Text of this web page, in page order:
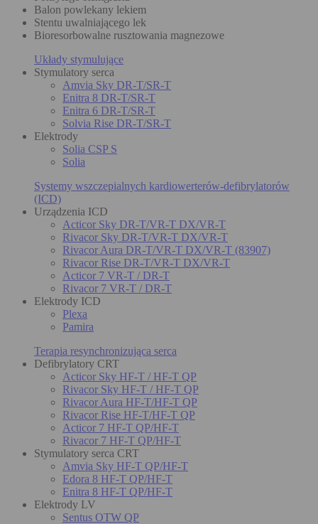
Balon powlekany lekiem
Stentu uwalniającego lek
Bioresorbowalne rusztowania magnezowe
Układy stymulujące
Stymulatory serca
Amvia Sky DR-T/SR-T
Enitra 8 DR-T/SR-T
Enitra 6 DR-T/SR-T
Solvia Rise DR-T/SR-T
Elektrody
Solia CSP S
Solia
Systemy wszczepialnych kardiowerterów-defibrylatorów
(ICD)
Urządzenia ICD
Acticor Sky DR-T/VR-T DX/VR-T
Rivacor Sky DR-T/VR-T DX/VR-T
Rivacor Aura DR-T/VR-T DX/VR-T (83907)
Rivacor Rise DR-T/VR-T DX/VR-T
Acticor 7 VR-T / DR-T
Rivacor 7 VR-T / DR-T
Elektrody ICD
Plexa
Pamira
Terapia resynchronizująca serca
Defibrylatory CRT
Acticor Sky HF-T / HF-T QP
Rivacor Sky HF-T / HF-T QP
Rivacor Aura HF-T/HF-T QP
Rivacor Rise HF-T/HF-T QP
Acticor 7 HF-T QP/HF-T
Rivacor 7 HF-T QP/HF-T
Stymulatory serca CRT
Amvia Sky HF-T QP/HF-T
Edora 8 HF-T QP/HF-T
Enitra 8 HF-T QP/HF-T
Elektrody LV
Sentus OTW QP